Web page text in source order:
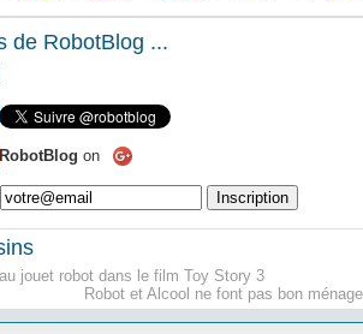
de RobotBlog ...
RobotBlog on
jouet robot dans le film Toy Story 3
Robot et Alcool ne font pas bon